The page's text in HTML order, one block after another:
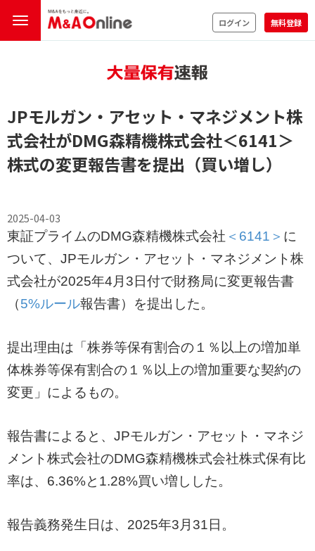
ログイン 無料登録
JPモルガン・アセット・マネジメント株
式会社がDMG森精機株式会社＜6141＞
株式の変更報告書を提出（買い増し）
2025-04-03
東証プライムのDMG森精機株式会社 ＜6141＞ に
ついて、JPモルガン・アセット・マネジメント株
式会社が2025年4月3日付で財務局に変更報告書
（5%ルール報告書）を提出した。
提出理由は「株券等保有割合の１％以上の増加単
体株券等保有割合の１％以上の増加重要な契約の
変更」によるもの。
報告書によると、JPモルガン・アセット・マネジ
メント株式会社のDMG森精機株式会社株式保有比
率は、6.36%と1.28%買い増しした。
報告義務発生日は、2025年3月31日。